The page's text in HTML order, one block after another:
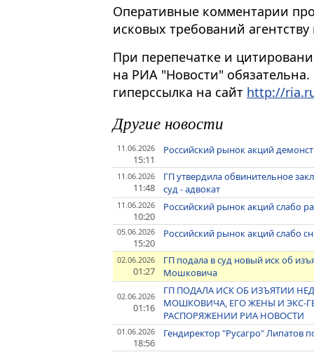
Оперативные комментарии
исковых требований
При перепечатке и
на РИА "Новости"
гиперссылка на сайт http://
Другие новости
11.06.2026
15:11
Российский рынок акций
11.06.2026
11:48
ГП утвердила обвинительное
суд - адвокат
11.06.2026
10:20
Российский рынок акций слабо
05.06.2026
15:20
Российский рынок акций слабо
02.06.2026
01:27
ГП подала в суд новый иск об
Мошковича
02.06.2026
01:16
ГП ПОДАЛА ИСК ОБ ИЗЪЯТИИ
МОШКОВИЧА, ЕГО ЖЕНЫ И ЭКС-
РАСПОРЯЖЕНИИ РИА НОВОСТИ
01.06.2026
18:56
Гендиректор "Русагро" Липатов